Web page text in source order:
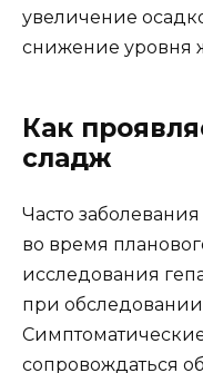
увеличение
снижение уровня
Как
сладж
Часто
во время
исследования
при
сопровождаться